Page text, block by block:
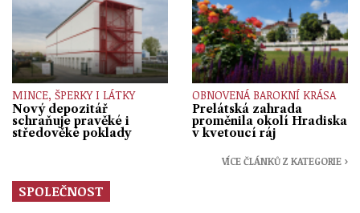
MINCE, ŠPERKY I LÁTKY
Nový depozitář
schraňuje pravěké i
středověké poklady
OBNOVENÁ BAROKNÍ KRÁSA
Prelátská zahrada
proměnila okolí Hradiska
v kvetoucí ráj
VÍCE ČLÁNKŮ Z KATEGORIE ›
SPOLEČNOST